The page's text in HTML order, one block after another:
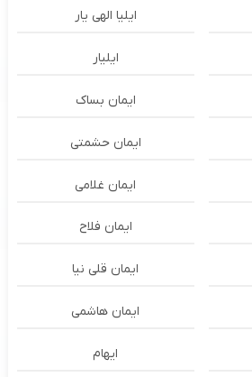
ایلیا الهی یار
ایلیار
ایمان بساک
ایمان حشمتی
ایمان غلامی
ایمان فلاح
ایمان قلی نیا
ایمان هاشمی
ایهام